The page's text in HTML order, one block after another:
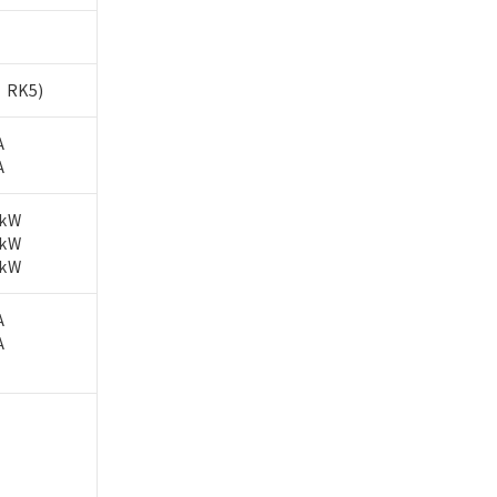
RK5)